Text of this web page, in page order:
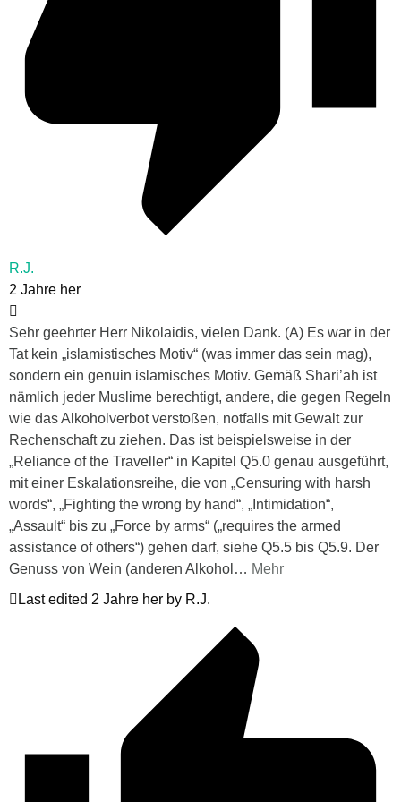
R.J.
2 Jahre her
Sehr geehrter Herr Nikolaidis, vielen Dank. (A) Es war in der
Tat kein „islamistisches Motiv“ (was immer das sein mag),
sondern ein genuin islamisches Motiv. Gemäß Shari’ah ist
nämlich jeder Muslime berechtigt, andere, die gegen Regeln
wie das Alkoholverbot verstoßen, notfalls mit Gewalt zur
Rechenschaft zu ziehen. Das ist beispielsweise in der
„Reliance of the Traveller“ in Kapitel Q5.0 genau ausgeführt,
mit einer Eskalationsreihe, die von „Censuring with harsh
words“, „Fighting the wrong by hand“, „Intimidation“,
„Assault“ bis zu „Force by arms“ („requires the armed
assistance of others“) gehen darf, siehe Q5.5 bis Q5.9. Der
Genuss von Wein (anderen Alkohol … Mehr
Last edited 2 Jahre her by R.J.